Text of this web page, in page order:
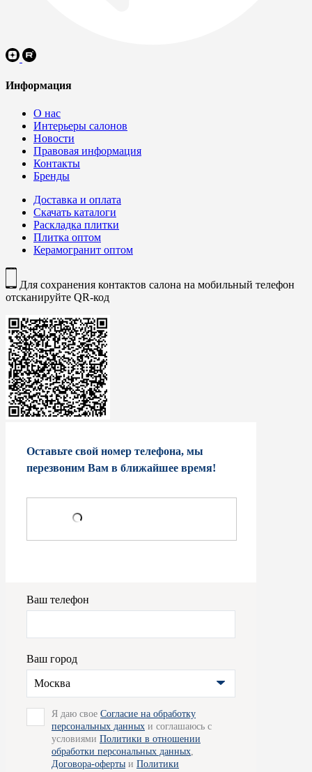
Информация
О нас
Интерьеры салонов
Новости
Правовая информация
Контакты
Бренды
Доставка и оплата
Скачать каталоги
Раскладка плитки
Плитка оптом
Керамогранит оптом
Для сохранения контактов салона на мобильный телефон
отсканируйте QR-код
Оставьте свой номер телефона, мы
перезвоним Вам в ближайшее время!
Ваш телефон
Ваш город
Москва
Я даю свое Согласие на обработку
персональных данных и соглашаюсь с
условиями Политики в отношении
обработки персональных данных
Договора-оферты и Политики